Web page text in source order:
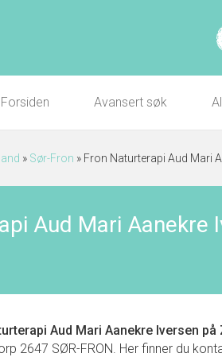
Forsiden Avansert søk
» Sør-Fron » Fron Naturterapi Aud Mari
Aud Mari Aanekre
Aud Mari Aanekre Iversen på
2647 SØR-FRON. Her finner du